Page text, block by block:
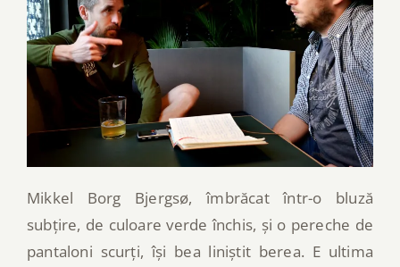
Mikkel Borg Bjergsø, îmbrăcat într-o bluză
subțire, de culoare verde închis, și o pereche de
pantaloni scurți, își bea liniștit berea. E ultima